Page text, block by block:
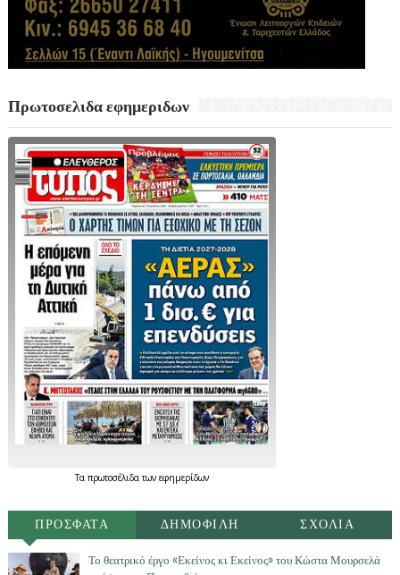
Πρωτοσελιδα εφημεριδων
Τα πρωτοσέλιδατων εφημερίδων
ΠΡΟΣΦΑΤΑ ΔΗΜΟΦΙΛΗ ΣΧΟΛΙΑ
Το θεατρικό έργο «Εκείνος κι Εκείνος» του Κώστα Μουρσελά